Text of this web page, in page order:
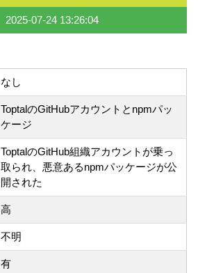
2025-07-24 13:26:04
なし
ToptalのGitHubアカウントとnpmパッ
ケージ
ToptalのGitHub組織アカウントが乗っ
取られ、悪意あるnpmパッケージが公
開された
高
不明
有